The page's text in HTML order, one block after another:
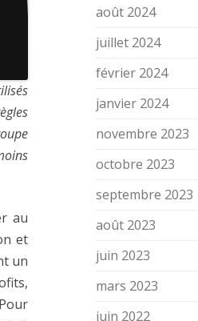
au
et
un
août 2024
juillet 2024
février 2024
janvier 2024
novembre 2023
octobre 2023
septembre 2023
août 2023
juin 2023
mars 2023
juin 2022